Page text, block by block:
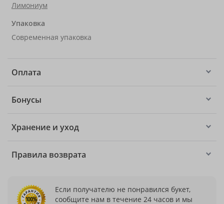
Лимониум
Упаковка
Современная упаковка
Оплата
Бонусы
Хранение и уход
Правила возврата
Если получателю не понравился букет,
сообщите нам в течение 24 часов и мы